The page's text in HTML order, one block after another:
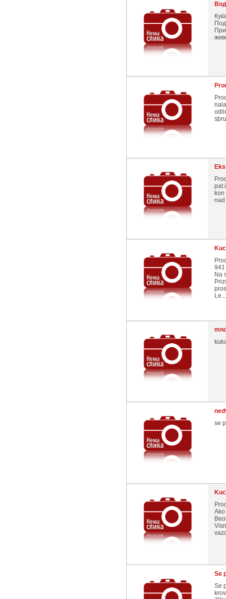
nad
941
Na
Le...
se
Se
Se